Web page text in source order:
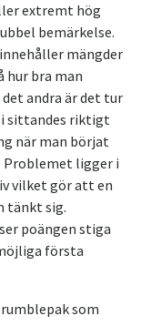
extremt hög
bemärkelse.
mängder
hur bra man
andra är det tur
sittandes riktigt
när man börjat
Problemet ligger i
vilket gör att en
tänkt sig.
poängen stiga
första
som